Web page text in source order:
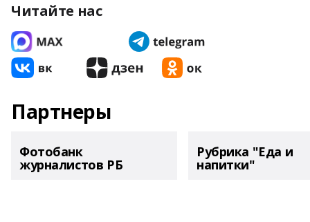
Читайте нас
Партнеры
Фотобанк
журналистов РБ
Рубрика "Еда и
напитки"